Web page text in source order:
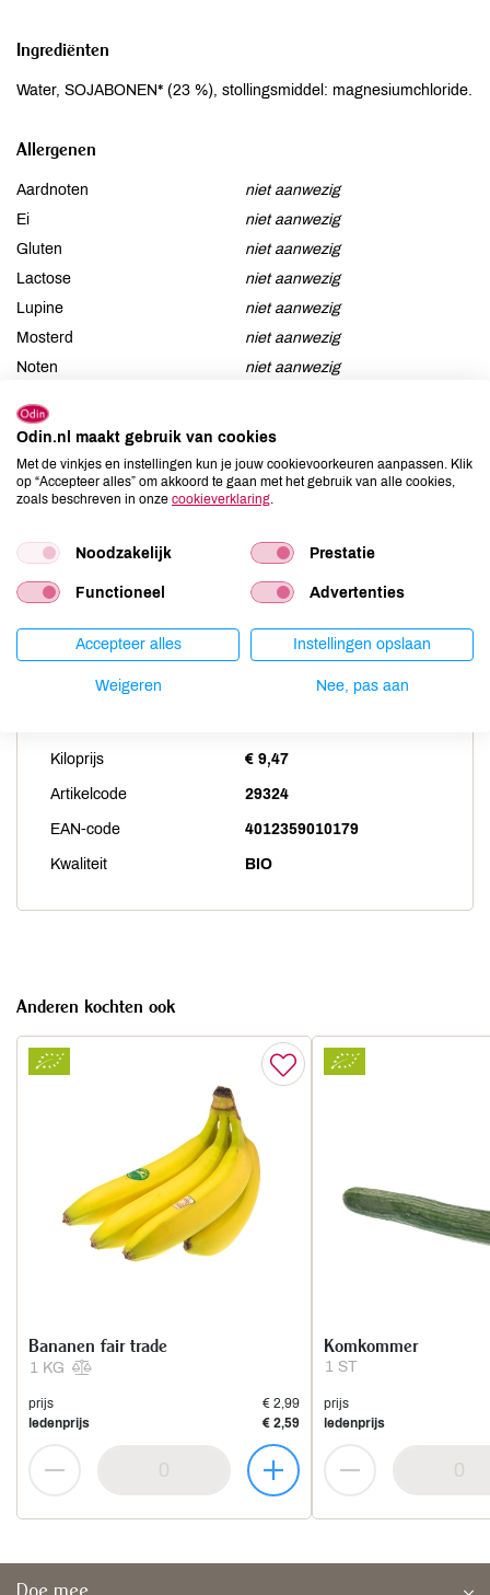
Ingrediënten
Water, SOJABONEN* (23 %), stollingsmiddel: magnesiumchloride.
Allergenen
Aardnoten
niet aanwezig
Ei
niet aanwezig
Gluten
niet aanwezig
Lactose
niet aanwezig
Lupine
niet aanwezig
Mosterd
niet aanwezig
Noten
niet aanwezig
Selderij
Soja
aanwezig
niet aanwezig
Weekdieren
niet aanwezig
Zwaveldioxide / sulfieten
niet aanwezig
Productspecificaties
Kiloprijs € 9,47
Artikelcode 29324
EAN-code 4012359010179
Kwaliteit BIO
Anderen kochten ook
1 KG
Bananen fair trade
prijs
€ 2,99
ledenprijs
€ 2,59
1 ST
Komkommer
prijs
ledenprijs
Odin.nl maakt gebruik van cookies
Met de vinkjes en instellingen kun je jouw cookievoorkeuren aanpassen. Klik
op “Accepteer alles” om akkoord te gaan met het gebruik van alle cookies,
zoals beschreven in onze cookieverklaring.
Noodzakelijk Prestatie
Functioneel Advertenties
Accepteer alles Instellingen opslaan
Weigeren Nee, pas aan